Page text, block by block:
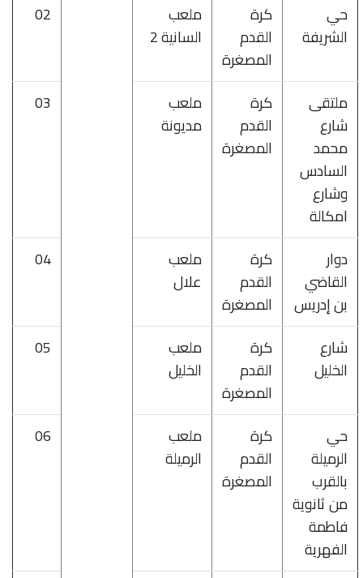
حي
الشريفة
كرة
القدم
المصغرة
ملعب
السانية 2
02
ملتقى
شارع
محمد
السادس
وشارع
امكالة
كرة
القدم
المصغرة
ملعب
مديونة
03
دوار
القاضي
بن إدريس
كرة
القدم
المصغرة
ملعب
علال
04
شارع
الخليل
كرة
القدم
المصغرة
ملعب
الخليل
05
حي
الرميلة
بالقرب
من ثانوية
فاطمة
الفهرية
كرة
القدم
المصغرة
ملعب
الرميلة
06